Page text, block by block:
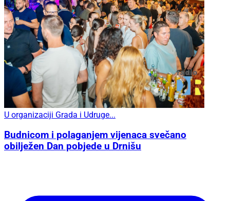
U organizaciji Grada i Udruge...
Budnicom i polaganjem vijenaca svečano
obilježen Dan pobjede u Drnišu